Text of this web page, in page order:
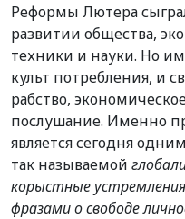
Реформы Лютера
развитии общества,
техники и науки. Но
культ потребления, и
рабство,
послушание. Именно
является сегодня
так называемой
корыстные
фразами о свободе